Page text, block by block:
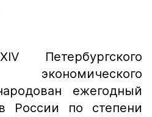
Петербургского
экономического
ежегодный
России по степени